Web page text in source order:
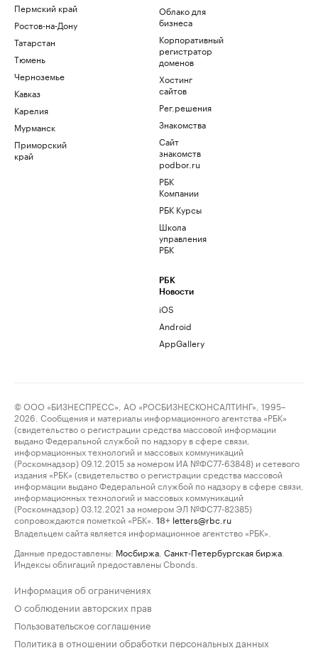
Пермский край
Ростов-на-Дону
Татарстан
Тюмень
Черноземье
Кавказ
Карелия
Мурманск
Приморский
край
Облако для
бизнеса
Корпоративный
регистратор
доменов
Хостинг
сайтов
Рег.решения
Знакомства
Сайт
знакомств
podbor.ru
РБК
Компании
РБК Курсы
Школа
управления
РБК
РБК
Новости
iOS
Android
AppGallery
© ООО «БИЗНЕСПРЕСС», АО «РОСБИЗНЕСКОНСАЛТИНГ», 1995–
2026. Сообщения и материалы информационного агентства «РБК»
(свидетельство о регистрации средства массовой информации
выдано Федеральной службой по надзору в сфере связи,
информационных технологий и массовых коммуникаций
(Роскомнадзор) 09.12.2015 за номером ИА №ФС77-63848) и сетевого
издания «РБК» (свидетельство о регистрации средства массовой
информации выдано Федеральной службой по надзору в сфере связи,
информационных технологий и массовых коммуникаций
(Роскомнадзор) 03.12.2021 за номером ЭЛ №ФС77-82385)
сопровождаются пометкой «РБК».
18+ letters@rbc.ru
Владельцем сайта является информационное агентство «РБК».
Данные предоставлены: Мосбиржа Санкт-Петербургская биржа
Индексы облигаций предоставлены Cbonds.
Информация об ограничениях
О соблюдении авторских прав
Пользовательское соглашение
Политика в отношении обработки персональных данных